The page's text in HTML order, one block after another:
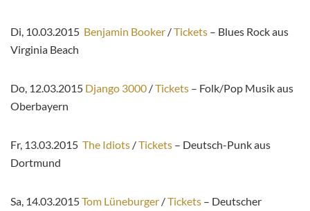
Di, 10.03.2015 Benjamin Booker /Tickets – Blues Rock aus
Virginia Beach
Do, 12.03.2015 Django 3000 /Tickets – Folk/Pop Musik aus
Oberbayern
Fr, 13.03.2015 The Idiots /Tickets – Deutsch-Punk aus
Dortmund
Sa, 14.03.2015Tom Lüneburger /Tickets – Deutscher